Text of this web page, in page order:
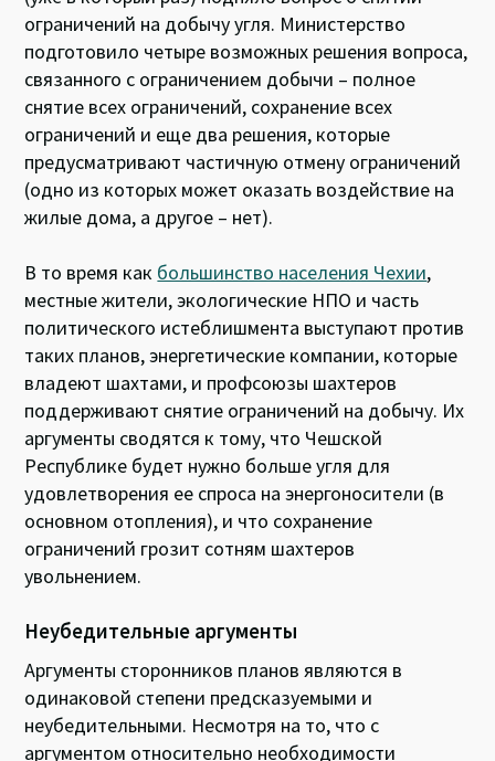
ограничений на добычу угля. Министерство
подготовило четыре возможных решения вопроса,
связанного с ограничением добычи – полное
снятие всех ограничений, сохранение всех
ограничений и еще два решения, которые
предусматривают частичную отмену ограничений
(одно из которых может оказать воздействие на
жилые дома, а другое – нет).
В то время как большинство населения Чехии,
местные жители, экологические НПО и часть
политического истеблишмента выступают против
таких планов, энергетические компании, которые
владеют шахтами, и профсоюзы шахтеров
поддерживают снятие ограничений на добычу. Их
аргументы сводятся к тому, что Чешской
Республике будет нужно больше угля для
удовлетворения ее спроса на энергоносители (в
основном отопления), и что сохранение
ограничений грозит сотням шахтеров
увольнением.
Неубедительные аргументы
Аргументы сторонников планов являются в
одинаковой степени предсказуемыми и
неубедительными. Несмотря на то, что с
аргументом относительно необходимости